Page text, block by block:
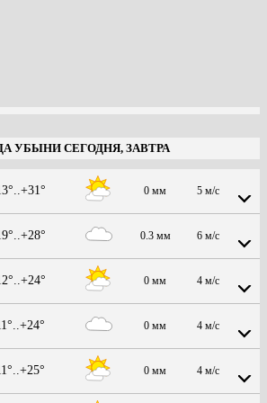
УБЫНИ СЕГОДНЯ, ЗАВТРА
0 мм 5 м/с
0.3 мм 6 м/с
0 мм 4 м/с
0 мм 4 м/с
0 мм 4 м/с